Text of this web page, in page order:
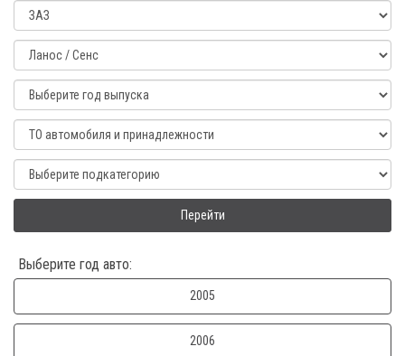
Перейти
Выберите год авто:
2005
2006